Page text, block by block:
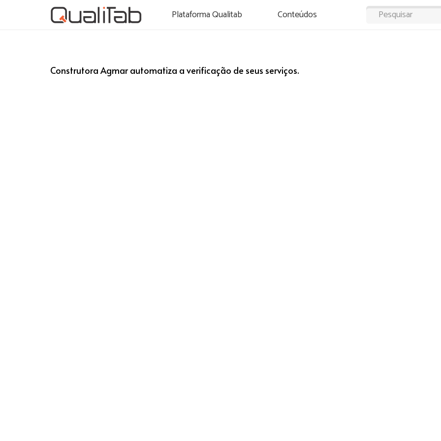
Plataforma Qualitab Conteúdos
Construtora Agmar automatiza a verificação de seus serviços.